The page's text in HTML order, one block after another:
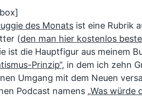
des Monatsist eine Rubrik
(den man hier kostenlos
ist die Hauptfigur aus meinem
Prinzip“, in dem ich zehn
Umgang mit dem Neuen
Podcast namens „Was würde